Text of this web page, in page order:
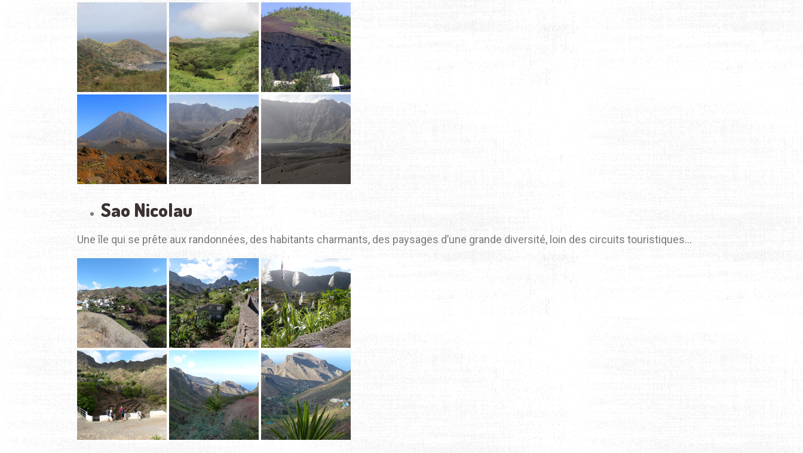
Sao Nicolau
Une île qui se prête aux randonnées, des habitants charmants, des paysages d’une grande diversité, loin des circuits touristiques…